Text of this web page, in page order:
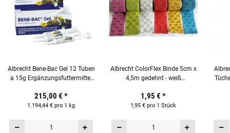
Albrecht Bene-Bac Gel 12 Tuben
a 15g Ergänzungsfuttermittel
215,00 € *
1.194,44 € pro 1 kg
Albrecht ColorFlex Binde 5cm x
4,5m gedehnt - weiß
1,95 € *
1,95 € pro 1 Stück